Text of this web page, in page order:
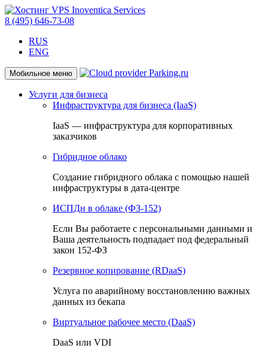
8 (495) 646-73-08
RUS
ENG
Мобильное меню
Услуги для бизнеса
Инфраструктура для бизнеса (IaaS)
IaaS — инфраструктура для корпоративных
заказчиков
Гибридное облако
Создание гибридного облака с помощью нашей
инфраструктуры в дата-центре
ИСПДн в облаке (ФЗ-152)
Если Вы работаете с персональными данными и
Ваша деятельность подпадает под федеральный
закон 152-ФЗ
Резервное копирование (RDaaS)
Услуга по аварийному восстановлению важных
данных из бекапа
Виртуальное рабочее место (DaaS)
DaaS или VDI